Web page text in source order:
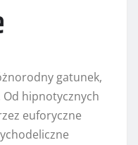
gatunek,
hipnotycznych
euforyczne